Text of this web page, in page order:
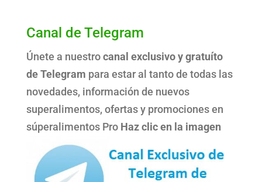
Canal de Telegram
Únete a nuestrocanal exclusivo y gratuíto
de Telegram para estar al tanto de todas las
novedades, información de nuevos
superalimentos, ofertas y promociones en
súperalimentos Pro Haz clic en la imagen